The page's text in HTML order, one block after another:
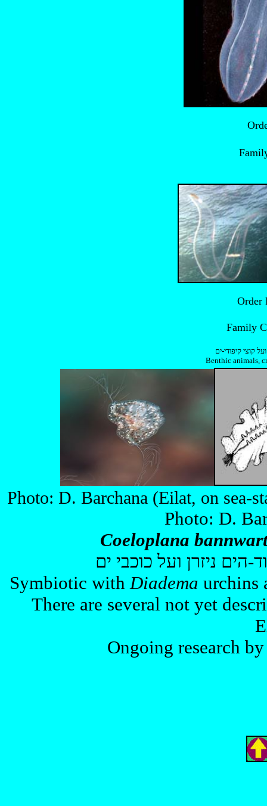
קוצי קיפודי-ים
Benthic animals,
Photo: D. Barchana (Eilat,
Photo: D.
Coeloplana
הים ניזרן ועל כוכבי ים
Symbiotic withDiadema urchins
There are several not yet
Ongoing research